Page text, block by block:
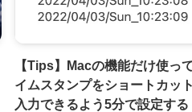
【Tips】Macの機能だけ使っ
イムスタンプをショートカッ
入力できるよう5分で設定する